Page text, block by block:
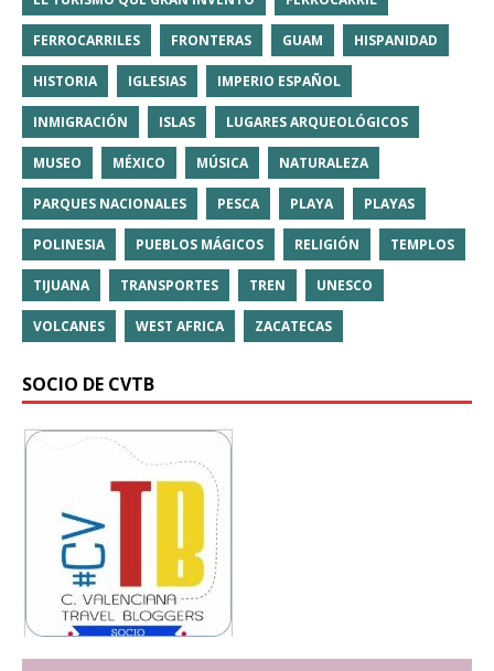
FERROCARRILES FRONTERAS GUAM HISPANIDAD
HISTORIA IGLESIAS IMPERIO ESPAÑOL
INMIGRACIÓN ISLAS LUGARES ARQUEOLÓGICOS
MUSEO MÉXICO MÚSICA NATURALEZA
PARQUES NACIONALES PESCA PLAYA PLAYAS
POLINESIA PUEBLOS MÁGICOS RELIGIÓN TEMPLOS
TIJUANA TRANSPORTES TREN UNESCO
VOLCANES WEST AFRICA ZACATECAS
SOCIO DE CVTB